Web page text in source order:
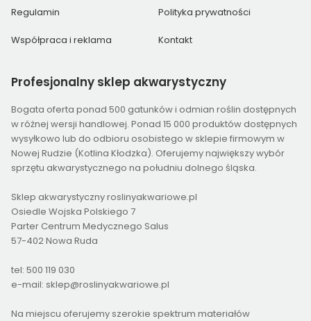
Regulamin Polityka prywatności
Współpraca i reklama Kontakt
Profesjonalny sklep akwarystyczny
Bogata oferta ponad 500 gatunków i odmian roślin dostępnych
w różnej wersji handlowej. Ponad 15 000 produktów dostępnych
wysyłkowo lub do odbioru osobistego w sklepie firmowym w
Nowej Rudzie (Kotlina Kłodzka). Oferujemy największy wybór
sprzętu akwarystycznego na południu dolnego śląska.
Sklep akwarystyczny roslinyakwariowe.pl
Osiedle Wojska Polskiego 7
Parter Centrum Medycznego Salus
57-402 Nowa Ruda
tel: 500 119 030
e-mail: sklep@roslinyakwariowe.pl
Na miejscu oferujemy szerokie spektrum materiałów